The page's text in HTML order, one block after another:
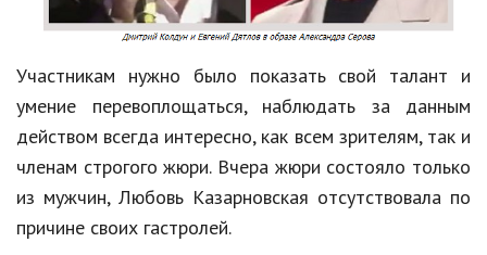
Недвижимость
Психология и отношения
Творчество и рукоделие
Разное
Работа и бизнес
Участникам нужно было показать свой талант и
умение перевоплощаться, наблюдать за данным
действом всегда интересно, как всем зрителям, так и
членам строгого жюри. Вчера жюри состояло только
из мужчин, Любовь Казарновская отсутствовала по
причине своих гастролей.